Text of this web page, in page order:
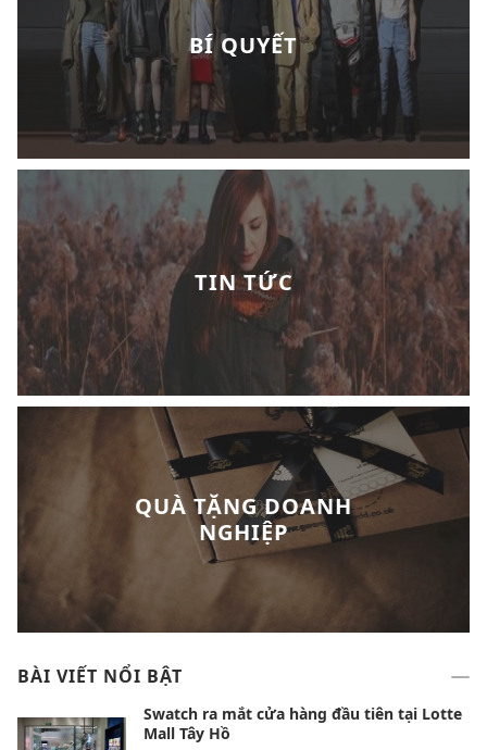
BÍ QUYẾT
TIN TỨC
QUÀ TẶNG DOANH
NGHIỆP
BÀI VIẾT NỔI BẬT
Swatch ra mắt cửa hàng đầu tiên tại Lotte
Mall Tây Hồ